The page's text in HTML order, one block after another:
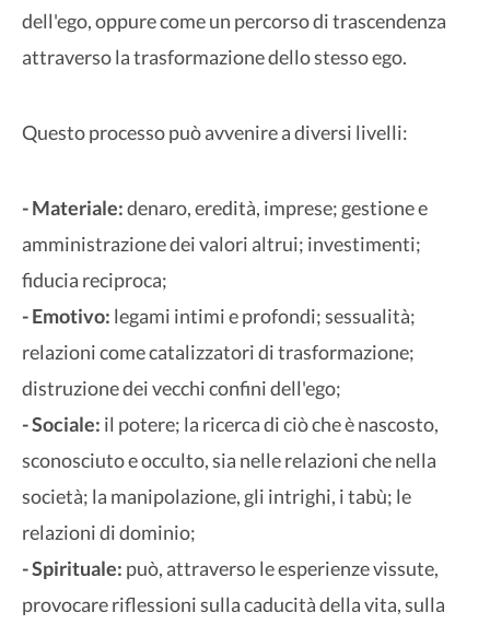
dell'ego, oppure come un percorso di trascendenza
attraverso la trasformazione dello stesso ego.
Questo processo può avvenire a diversi livelli:
- Materiale:denaro, eredità, imprese; gestione e
amministrazione dei valori altrui; investimenti;
fiducia reciproca;
- Emotivo: legami intimi e profondi; sessualità;
relazioni come catalizzatori di trasformazione;
distruzione dei vecchi confini dell'ego;
- Sociale: il potere; la ricerca di ciò che è nascosto,
sconosciuto e occulto, sia nelle relazioni che nella
società; la manipolazione, gli intrighi, i tabù; le
relazioni di dominio;
- Spirituale: può, attraverso le esperienze vissute,
provocare riflessioni sulla caducità della vita, sulla